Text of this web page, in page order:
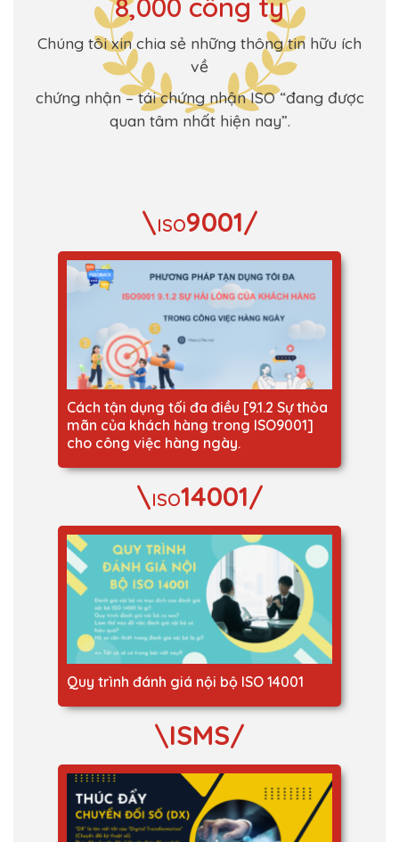
8,000 công ty
Chúng tôi xin chia sẻ những thông tin hữu ích
về
chứng nhận – tái chứng nhận ISO “đang được
quan tâm nhất hiện nay”.
\ISO9001/
Cách tận dụng tối đa điều [9.1.2 Sự thỏa
mãn của khách hàng trong ISO9001]
cho công việc hàng ngày.
\ISO14001/
Quy trình đánh giá nội bộ ISO 14001
\ISMS/